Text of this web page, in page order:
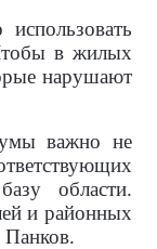
в жилых
нарушают
важно не
области.
и районных
Панков.